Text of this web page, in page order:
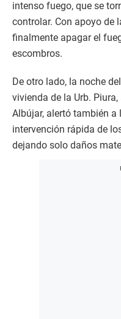
intenso fuego, que se
controlar. Con apoyo de
finalmente apagar el
escombros.
De otro lado, la noche
vivienda de la Urb.
Albújar, alertó también a
intervención rápida de
dejando solo daños